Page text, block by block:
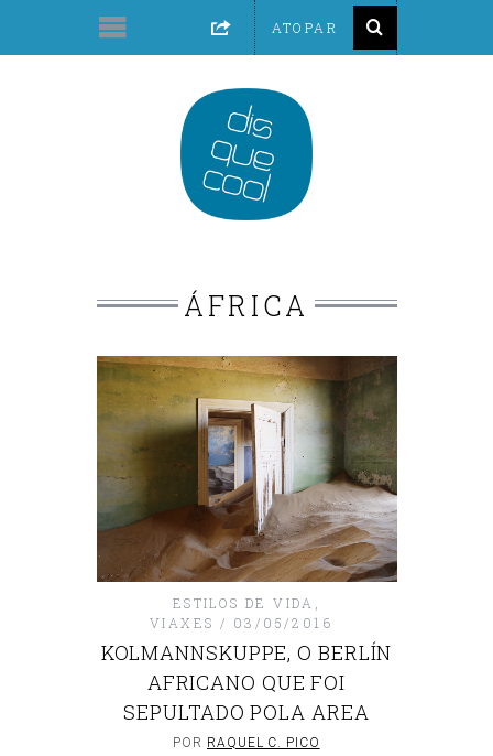
ÁFRICA
ESTILOS DE VIDA
VIAXES
03/05/2016
KOLMANNSKUPPE, O BERLÍN
AFRICANO QUE FOI
SEPULTADO POLA AREA
POR RAQUEL C. PICO